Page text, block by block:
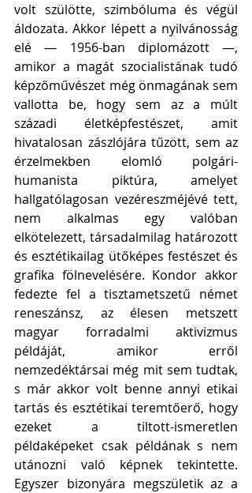
volt szülötte, szimbóluma és végül
áldozata. Akkor lépett a nyilvánosság
elé — 1956-ban diplomázott —,
amikor a magát szocialistának tudó
képzőművészet még önmagának sem
vallotta be, hogy sem az a múlt
századi életképfestészet, amit
hivatalosan zászlójára tűzött, sem az
érzelmekben elomló polgári-
humanista piktúra, amelyet
hallgatólagosan vezéreszméjévé tett,
nem alkalmas egy valóban
elkötelezett, társadalmilag határozott
és esztétikailag ütőképes festészet és
grafika fölnevelésére. Kondor akkor
fedezte fel a tisztametszetű német
reneszánsz, az élesen metszett
magyar forradalmi aktivizmus
példáját, amikor erről
nemzedéktársai még mit sem tudtak,
s már akkor volt benne annyi etikai
tartás és esztétikai teremtőerő, hogy
ezeket a tiltott-ismeretlen
példaképeket csak példának s nem
utánozni való képnek tekintette.
Egyszer bizonyára megszületik az a